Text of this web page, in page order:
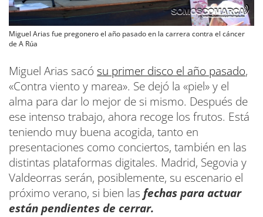
Miguel Arias fue pregonero el año pasado en la carrera contra el cáncer
de A Rúa
Miguel Arias sacó su primer disco el año pasado,
«Contra viento y marea». Se dejó la «piel» y el
alma para dar lo mejor de si mismo. Después de
ese intenso trabajo, ahora recoge los frutos. Está
teniendo muy buena acogida, tanto en
presentaciones como conciertos, también en las
distintas plataformas digitales. Madrid, Segovia y
Valdeorras serán, posiblemente, su escenario el
próximo verano, si bien las fechas para actuar
están pendientes de cerrar.